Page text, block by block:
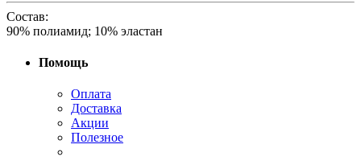
Состав:
90% полиамид; 10% эластан
Помощь
Оплата
Доставка
Акции
Полезное